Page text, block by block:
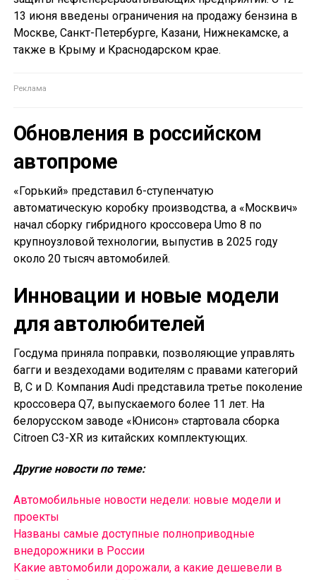
13 июня введены ограничения на продажу бензина в
Москве, Санкт-Петербурге, Казани, Нижнекамске, а
также в Крыму и Краснодарском крае.
Обновления в российском
автопроме
«Горький» представил 6-ступенчатую
автоматическую коробку производства, а «Москвич»
начал сборку гибридного кроссовера Umo 8 по
крупноузловой технологии, выпустив в 2025 году
около 20 тысяч автомобилей.
Инновации и новые модели
для автолюбителей
Госдума приняла поправки, позволяющие управлять
багги и вездеходами водителям с правами категорий
B, C и D. Компания Audi представила третье поколение
кроссовера Q7, выпускаемого более 11 лет. На
белорусском заводе «Юнисон» стартовала сборка
Citroen C3-XR из китайских комплектующих.
Другие новости по теме:
Автомобильные новости недели: новые модели и
проекты
Названы самые доступные полноприводные
внедорожники в России
Какие автомобили дорожали, а какие дешевели в